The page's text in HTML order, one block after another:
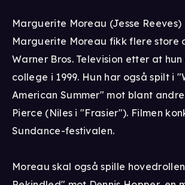
Marguerite Moreau (Jesse Reeves)
Marguerite Moreau fikk flere store
Warner Bros. Television etter at
college i 1999. Hun har også spilt i
American Summer" mot blant
Pierce (Niles i "Frasier"). Filmen
Sundance-festivalen.
Moreau skal også spille